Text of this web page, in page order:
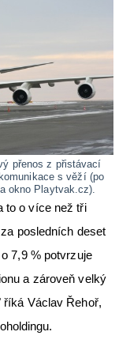
přenos z přistávací
s věží (po
okno Playtvak.cz).
to o více než tři
posledních deset
7,9 % potvrzuje
a zároveň velký
říká Václav Řehoř,